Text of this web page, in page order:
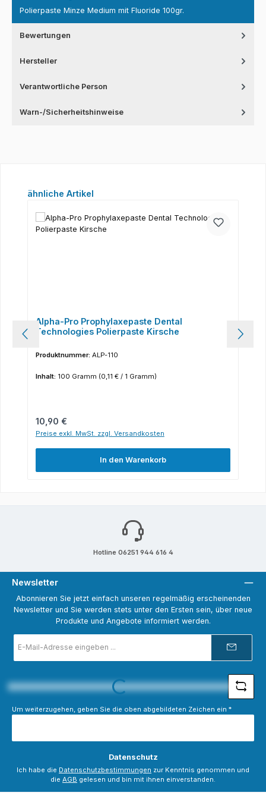
Polierpaste Minze Medium mit Fluoride 100gr.
Bewertungen
Hersteller
Verantwortliche Person
Warn-/Sicherheitshinweise
Produktgalerie überspringen
ähnliche Artikel
Alpha-Pro Prophylaxepaste Dental
Technologies Polierpaste Kirsche
Produktnummer: ALP-110
Inhalt: 100 Gramm (0,11 € / 1 Gramm)
Regulärer Preis:
10,90 €
Preise exkl. MwSt. zzgl. Versandkosten
In den Warenkorb
Hotline 06251 944 616 4
Newsletter
Abonnieren Sie jetzt einfach unseren regelmäßig erscheinenden
Newsletter und Sie werden stets unter den Ersten sein, über neue
Produkte und Angebote informiert werden.
Mail-
Adresse
Loading...
Um weiterzugehen, geben Sie die oben abgebildeten Zeichen ein *
Datenschutz
Ich habe die Datenschutzbestimmungen zur Kenntnis genommen und
die AGB gelesen und bin mit ihnen einverstanden.